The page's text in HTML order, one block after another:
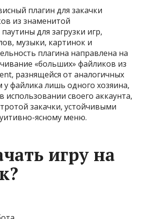
плагин для закачки
из знаменитой
для загрузки игр,
музыки, картинок и
плагина направлена на
«больших» файликов из
разнящейся от аналогичных
у файлика лишь одного хозяина,
использовании своего аккаунта,
закачки, устойчивыми
ясному меню.
игру на